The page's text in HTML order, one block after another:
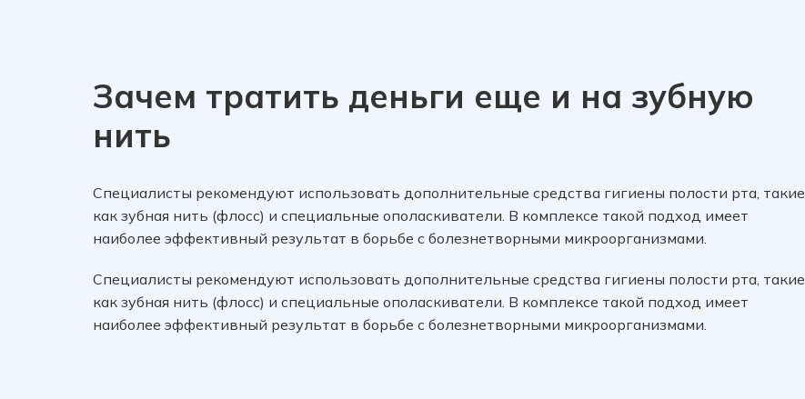
Зачем тратить деньги еще и на зубную
нить
Специалисты рекомендуют использовать дополнительные средства гигиены полости рта, такие
как зубная нить (флосс) и специальные ополаскиватели. В комплексе такой подход имеет
наиболее эффективный результат в борьбе с болезнетворными микроорганизмами.
Специалисты рекомендуют использовать дополнительные средства гигиены полости рта, такие
как зубная нить (флосс) и специальные ополаскиватели. В комплексе такой подход имеет
наиболее эффективный результат в борьбе с болезнетворными микроорганизмами.